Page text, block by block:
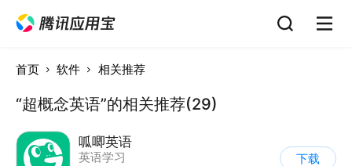
首页 软件 相关推荐
“超概念英语”的相关推荐(29)
呱唧英语
英语学习
下载